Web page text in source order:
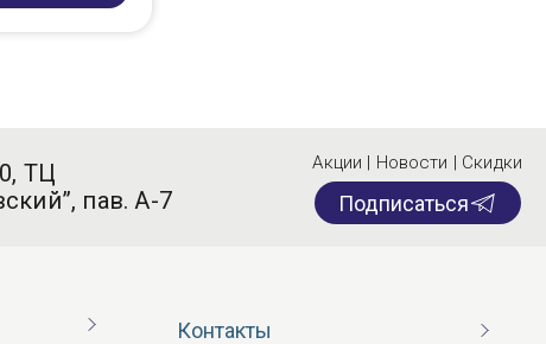
ТЦ
пав. А-7
Акции | Новости | Скидки
Подписаться
Контакты